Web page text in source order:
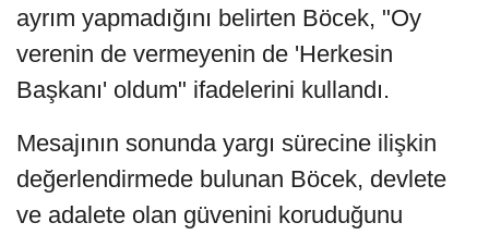
ayrım yapmadığını belirten Böcek, "Oy
verenin de vermeyenin de 'Herkesin
Başkanı' oldum" ifadelerini kullandı.
Mesajının sonunda yargı sürecine ilişkin
değerlendirmede bulunan Böcek, devlete
ve adalete olan güvenini koruduğunu